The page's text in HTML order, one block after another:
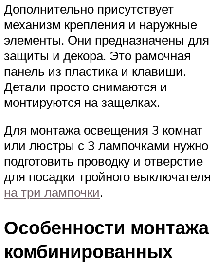
Дополнительно присутствует
механизм крепления и наружные
элементы. Они предназначены для
защиты и декора. Это рамочная
панель из пластика и клавиши.
Детали просто снимаются и
монтируются на защелках.
Для монтажа освещения 3 комнат
или люстры с 3 лампочками нужно
подготовить проводку и отверстие
для посадки тройного выключателя
на три лампочки.
Особенности монтажа
комбинированных